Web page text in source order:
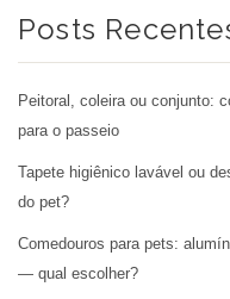
Posts
Peitoral, coleira ou conjunto:
para o passeio
Tapete higiênico lavável ou
do pet?
Comedouros para pets:
— qual escolher?